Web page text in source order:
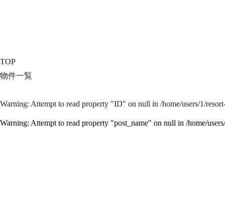
TOP
物件一覧
Warning: Attempt to read property "ID" on null in /home/users/1/
Warning: Attempt to read property "post_name" on null in /home/